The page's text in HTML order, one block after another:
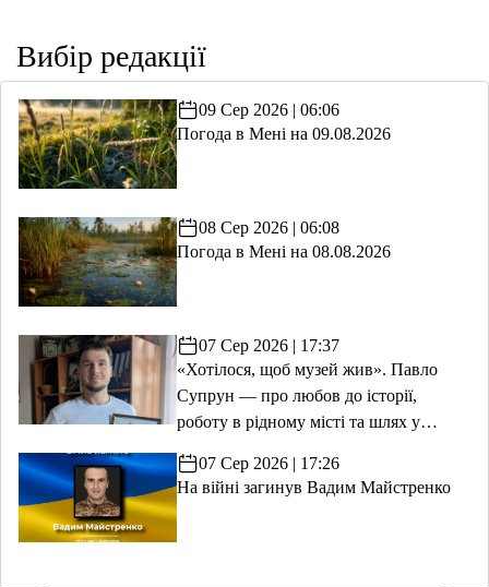
Вибір редакції
09 Сер 2026 | 06:06
Погода в Мені на 09.08.2026
08 Сер 2026 | 06:08
Погода в Мені на 08.08.2026
07 Сер 2026 | 17:37
«Хотілося, щоб музей жив». Павло
Супрун — про любов до історії,
роботу в рідному місті та шлях у
07 Сер 2026 | 17:26
На війні загинув Вадим Майстренко